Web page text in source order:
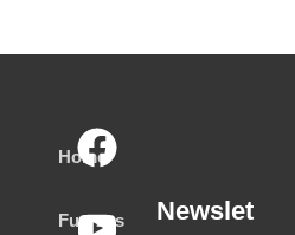
Home
Fuerzas
Newslet